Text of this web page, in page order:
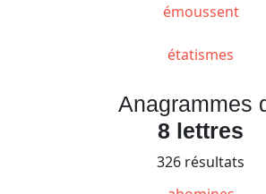
émoussent
étatismes
Anagrammes
8 lettres
326 résultats